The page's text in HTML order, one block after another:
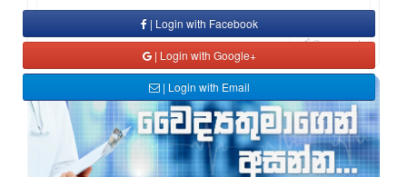
| Login with Facebook
| Login with Google+
| Login with Email
Comment